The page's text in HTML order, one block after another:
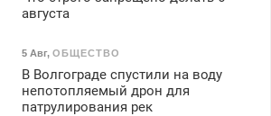
августа
5 Авг, ОБЩЕСТВО
В Волгограде спустили на воду
непотопляемый дрон для
патрулирования рек